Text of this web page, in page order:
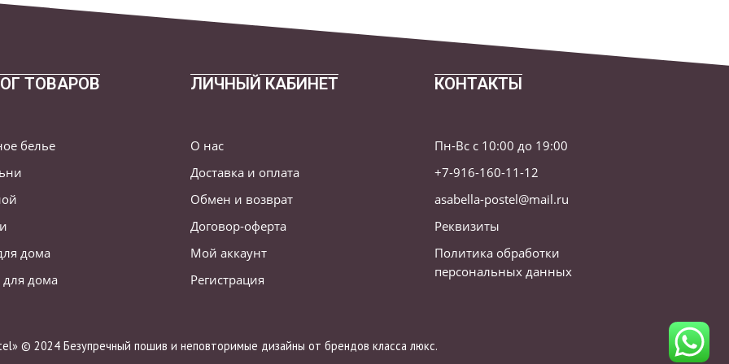
ТОВАРОВ
белье
дома
дома
ЛИЧНЫЙ КАБИНЕТ
О нас
Доставка и оплата
Обмен и возврат
Договор-оферта
Мой аккаунт
Регистрация
КОНТАКТЫ
Пн-Вс с 10:00 до 19:00
+7-916-160-11-12
asabella-postel@mail.ru
Реквизиты
Политика обработки
персональных данных
© 2024 Безупречный пошив и неповторимые дизайны от брендов класса люкс.